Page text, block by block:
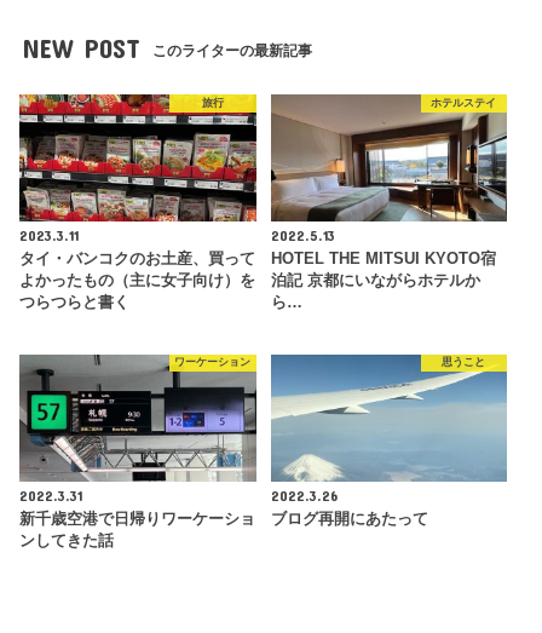
NEW POST このライターの最新記事
旅行
2023.3.11
タイ・バンコクのお土産、買って
よかったもの（主に女子向け）を
つらつらと書く
ホテルステイ
2022.5.13
HOTEL THE MITSUI KYOTO宿
泊記 京都にいながらホテルか
ら…
ワーケーション
2022.3.31
新千歳空港で日帰りワーケーショ
ンしてきた話
思うこと
2022.3.26
ブログ再開にあたって